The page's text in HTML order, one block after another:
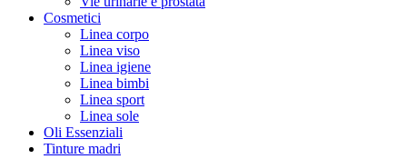
Cosmetici
Linea corpo
Linea viso
Linea igiene
Linea bimbi
Linea sport
Linea sole
Oli Essenziali
Tinture madri